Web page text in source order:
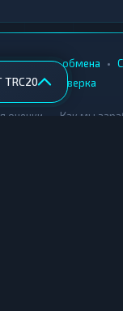
обмена •
AML-проверка
оценки Как мы